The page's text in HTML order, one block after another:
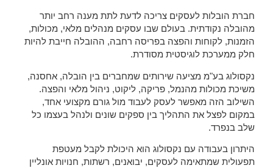
חברת הובלות לעסקים צריכה לדעת לתת מענה רחב יותר
מהובלה נקודתית. בעולם שבו עסקים מנהלים מלאי, מכולות,
הזמנות, לקוחות והפצה בפריסה רחבה, ההובלה חייבת להיות
חלק ממערכת לוגיסטית מסודרת.
נקסולוג בע"מ מציעה שירותים שמחברים בין הובלה, אחסנה,
משיכת מכולות מהנמל, פריקה, ליקוט, ניהול מלאי והפצה.
השילוב הזה מאפשר לעסק לעבוד מול גורם מקצועי אחד,
במקום לפצל את התהליך בין ספקים שונים ולנהל בעצמו כל
שלב בנפרד.
היתרון בעבודה עם נקסולוג הוא היכולת לקבל מעטפת
תפעולית שמתאימה לעסקים, יבואנים, רשתות, חנויות אונליין